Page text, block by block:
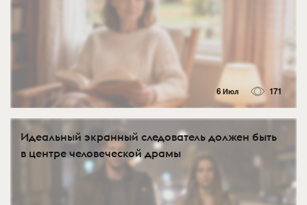
6 Июл 171
Идеальный экранный следователь должен быть
в центре человеческой драмы